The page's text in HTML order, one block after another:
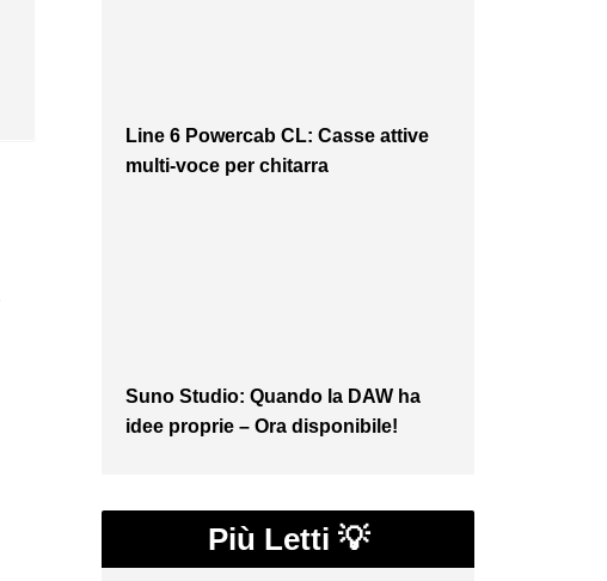
Line 6 Powercab CL: Casse attive
multi-voce per chitarra
Suno Studio: Quando la DAW ha
idee proprie – Ora disponibile!
Più Letti 💡